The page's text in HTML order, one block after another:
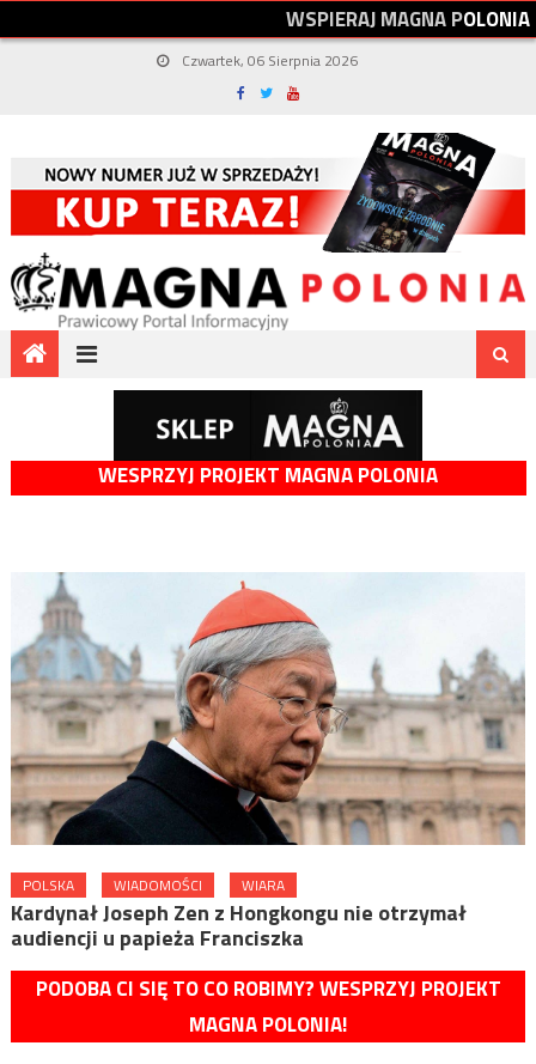
WSPIERAJMAGNAPOLONIA
Czwartek, 06 Sierpnia 2026
WESPRZYJ PROJEKT MAGNA POLONIA
POLSKA WIADOMOŚCI WIARA
Kardynał Joseph Zen z Hongkongu nie otrzymał
audiencji u papieża Franciszka
PODOBA CI SIĘ TO CO ROBIMY? WESPRZYJ PROJEKT
MAGNA POLONIA!